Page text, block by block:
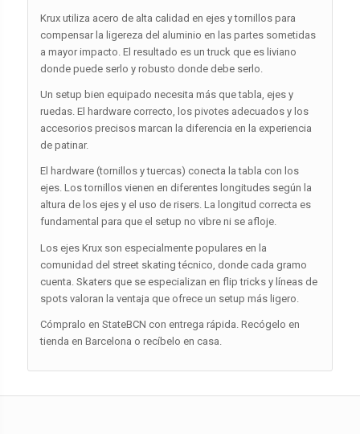
Krux utiliza acero de alta calidad en ejes y tornillos para
compensar la ligereza del aluminio en las partes sometidas
a mayor impacto. El resultado es un truck que es liviano
donde puede serlo y robusto donde debe serlo.
Un setup bien equipado necesita más que tabla, ejes y
ruedas. El hardware correcto, los pivotes adecuados y los
accesorios precisos marcan la diferencia en la experiencia
de patinar.
El hardware (tornillos y tuercas) conecta la tabla con los
ejes. Los tornillos vienen en diferentes longitudes según la
altura de los ejes y el uso de risers. La longitud correcta es
fundamental para que el setup no vibre ni se afloje.
Los ejes Krux son especialmente populares en la
comunidad del street skating técnico, donde cada gramo
cuenta. Skaters que se especializan en flip tricks y líneas de
spots valoran la ventaja que ofrece un setup más ligero.
Cómpralo en StateBCN con entrega rápida. Recógelo en
tienda en Barcelona o recíbelo en casa.